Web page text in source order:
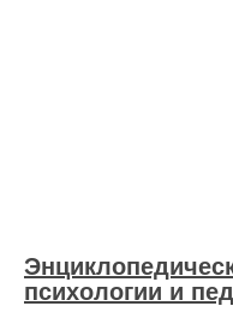
психологии и